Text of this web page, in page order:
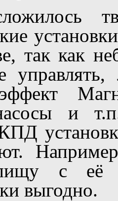
так как
и
пищу с её
выгодно.